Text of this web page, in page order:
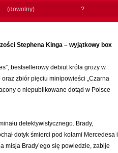
(dowolny) ?
Stephena Kinga – wyjątkowy box
bestsellerowy debiut króla grozy w
zbiór pięciu minipowieści „Czarna
o niepublikowane dotąd w Polsce
detektywistycznego. Brady,
dotyk śmierci pod kołami Mercedesa i
misja Brady’ego się powiedzie, zabije